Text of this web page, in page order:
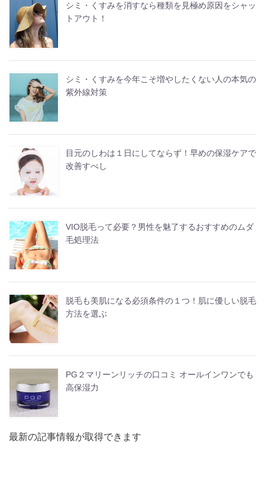
シミ・くすみを消すなら種類を見極め原因をシャッ
トアウト！
シミ・くすみを今年こそ増やしたくない人の本気の
紫外線対策
目元のしわは１日にしてならず！早めの保湿ケアで
改善すべし
VIO脱毛って必要？男性を魅了するおすすめのムダ
毛処理法
脱毛も美肌になる必須条件の１つ！肌に優しい脱毛
方法を選ぶ
PG２マリーンリッチの口コミ オールインワンでも
高保湿力
最新の記事情報が取得できます